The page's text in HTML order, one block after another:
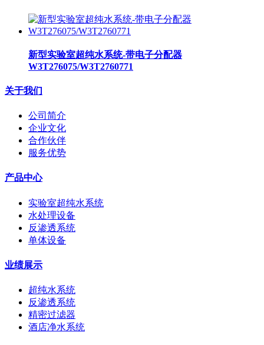
新型实验室超纯水系统-带电子分配器
W3T276075/W3T2760771
关于我们
公司简介
企业文化
合作伙伴
服务优势
产品中心
实验室超纯水系统
水处理设备
反渗透系统
单体设备
业绩展示
超纯水系统
反渗透系统
精密过滤器
酒店净水系统